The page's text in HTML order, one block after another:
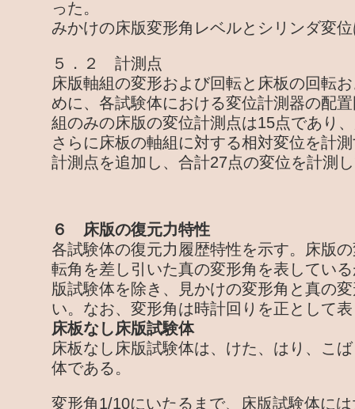
った。
みかけの床版変形角レベルとシリンダ変
５．２ 計測点
床版軸組の変形および回転と床板の回転
めに、各試験体における変位計測器の配
組のみの床版の変位計測点は15点であり
さらに床板の軸組に対する相対変位を計
計測点を追加し、合計27点の変位を計測
６ 床版の復元力特性
各試験体の復元力履歴特性を示す。床版
転角を差し引いた真の変形角を表してい
版試験体を除き、見かけの変形角と真の
い。なお、変形角は時計回りを正として
床板なし床版試験体
床板なし床版試験体は、けた、はり、こ
体である。
変形角1/10にいたるまで、床版試験体に